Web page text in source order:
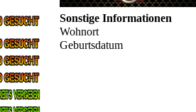
Sonstige Informationen
Wohnort
Geburtsdatum